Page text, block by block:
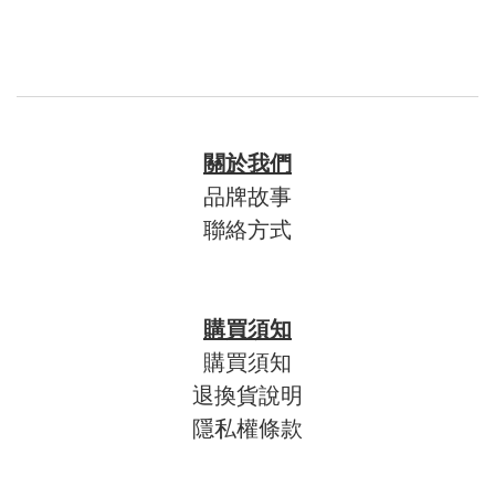
關於我們
品牌故事
聯絡方式
購買須知
購買須知
退換貨說明
隱私權條款